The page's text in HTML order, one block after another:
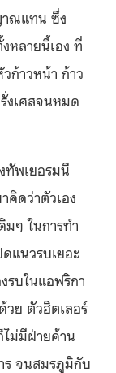
าณแทน ซึ่ง
หลายนี้เอง ที่
ก้าวหน้า ก้าว
งเศสจนหมด
ทัพเยอรมนี
คิดว่าตัวเอง
มๆ ในการทำ
แนวรบเยอะ
รบในแอฟริกา
วย ตัวฮิตเลอร์
ไม่มีฝ่ายค้าน
ร จนสมรภูมิกับ